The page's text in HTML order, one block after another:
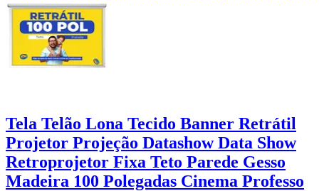
Tela Telão Lona Tecido Banner Retrátil
Projetor Projeção Datashow Data Show
Retroprojetor Fixa Teto Parede Gesso
Madeira 100 Polegadas Cinema Professo